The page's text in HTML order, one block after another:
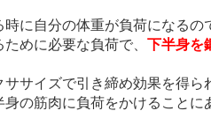
時に自分の体重が負荷になるの
めに必要な負荷で、 下半身を
ササイズで引き締め効果を得ら
身の筋肉に負荷をかけることに